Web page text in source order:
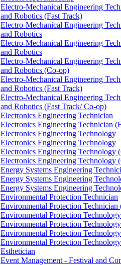
Electro-Mechanical Engineering
and Robotics (Fast Track)
Electro-Mechanical Engineering
and Robotics
Electro-Mechanical Engineering
and Robotics
Electro-Mechanical Engineering
and Robotics (Co-op)
Electro-Mechanical Engineering
and Robotics (Fast Track)
Electro-Mechanical Engineering
and Robotics (Fast Track/ Co-op)
Electronics Engineering Technician
Electronics Engineering Technician
Electronics Engineering Technology
Electronics Engineering Technology
Electronics Engineering Technology
Electronics Engineering Technology
Energy Systems Engineering
Energy Systems Engineering
Energy Systems Engineering
Environmental Protection Technician
Environmental Protection Technician
Environmental Protection Technology
Environmental Protection
Environmental Protection
Environmental Protection
Esthetician
Event Management - Festival and